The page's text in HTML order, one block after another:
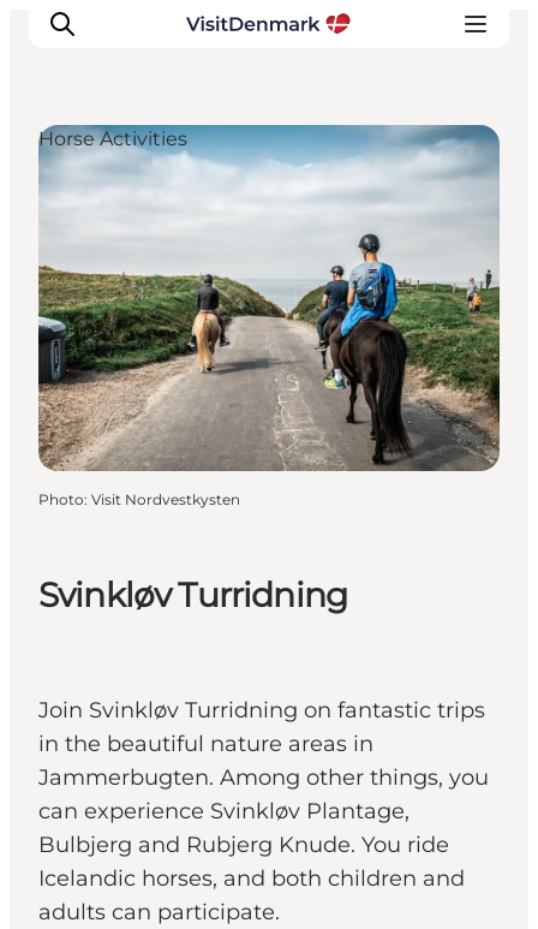
Inspirations
Quoi faire
Hébergements
Planifiez votre voyage
Svinkløv Turridning
Join Svinkløv Turridning on fantastic trips
in the beautiful nature areas in
Jammerbugten. Among other things, you
can experience Svinkløv Plantage,
Bulbjerg and Rubjerg Knude. You ride
Icelandic horses, and both children and
adults can participate.
Horse Activities
Photo: Visit Nordvestkysten